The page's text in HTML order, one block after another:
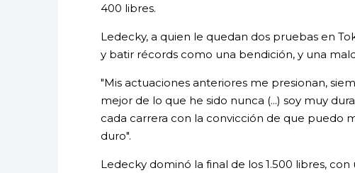
400 libres.
Ledecky, a quien le quedan dos pruebas en
y batir récords como una bendición, y una
"Mis actuaciones anteriores me presionan,
mejor de lo que he sido nunca (...) soy muy
cada carrera con la convicción de que puedo
duro".
Ledecky dominó la final de los 1.500 libres,